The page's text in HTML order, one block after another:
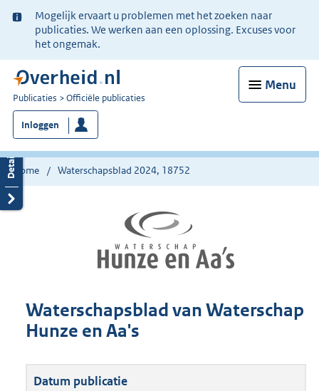
Ter
informatie:
Mogelijk ervaart u problemen met het zoeken naar
publicaties. We werken aan een oplossing. Excuses voor
het ongemak.
Menu
U
bent
nu
hier:
Publicaties Officiële publicaties
Inloggen
Home Waterschapsblad 2024, 18752
Waterschapsblad van Waterschap
Hunze en Aa's